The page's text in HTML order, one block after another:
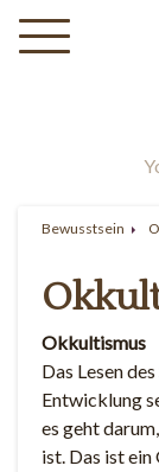
Bewusstsein
Okkultismus
Das Lesen
Entwicklung
es geht
ist. Das ist ein